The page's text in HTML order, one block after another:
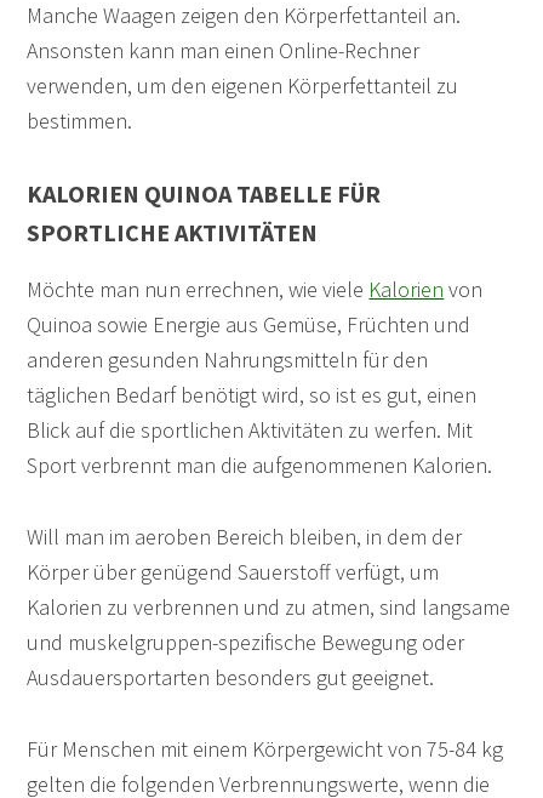
Manche Waagen zeigen den Körperfettanteil an.
Ansonsten kann man einen Online-Rechner
verwenden, um den eigenen Körperfettanteil zu
bestimmen.
KALORIEN QUINOA TABELLE FÜR
SPORTLICHE AKTIVITÄTEN
Möchte man nun errechnen, wie viele Kalorien von
Quinoa sowie Energie aus Gemüse, Früchten und
anderen gesunden Nahrungsmitteln für den
täglichen Bedarf benötigt wird, so ist es gut, einen
Blick auf die sportlichen Aktivitäten zu werfen. Mit
Sport verbrennt man die aufgenommenen Kalorien.
Will man im aeroben Bereich bleiben, in dem der
Körper über genügend Sauerstoff verfügt, um
Kalorien zu verbrennen und zu atmen, sind langsame
und muskelgruppen-spezifische Bewegung oder
Ausdauersportarten besonders gut geeignet.
Für Menschen mit einem Körpergewicht von 75-84 kg
gelten die folgenden Verbrennungswerte, wenn die